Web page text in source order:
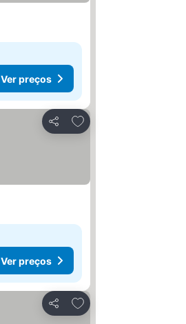
Ver preços
Partilhar
Adicionar aos favoritos
Ver preços
Partilhar
Adicionar aos favoritos